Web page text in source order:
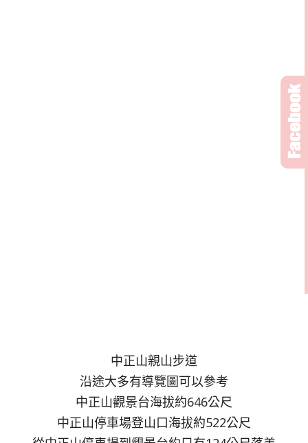
中正山親山步道
沿途大多有導覽圖可以參考
中正山觀景台海拔約646公尺
中正山停車場登山口海拔約522公尺